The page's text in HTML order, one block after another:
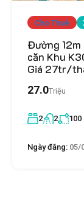
Cho Thuê
Đường 12m
căn Khu
Giá 27tr/
27.0Triệu
2 2 100
Ngày đăng: 05/